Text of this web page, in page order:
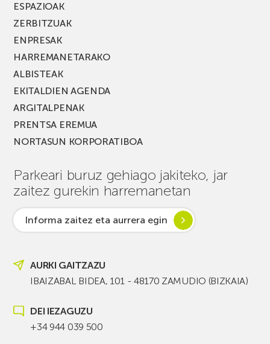
ESPAZIOAK
ZERBITZUAK
ENPRESAK
HARREMANETARAKO
ALBISTEAK
EKITALDIEN AGENDA
ARGITALPENAK
PRENTSA EREMUA
NORTASUN KORPORATIBOA
Parkeari buruz gehiago jakiteko, jar
zaitez gurekin harremanetan
Informa zaitez eta aurrera egin
AURKI GAITZAZU
IBAIZABAL BIDEA, 101 - 48170 ZAMUDIO (BIZKAIA)
DEI IEZAGUZU
+34 944 039 500